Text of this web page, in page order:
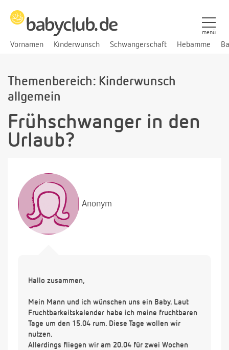
Vornamen Kinderwunsch Schwangerschaft Hebamme
menü
Themenbereich: Kinderwunsch
allgemein
Frühschwanger in den
Urlaub?
Anonym
Hallo zusammen,
Mein Mann und ich wünschen uns ein Baby. Laut
Fruchtbarkeitskalender habe ich meine fruchtbaren
Tage um den 15.04 rum. Diese Tage wollen wir
nutzen.
Allerdings fliegen wir am 20.04 für zwei Wochen